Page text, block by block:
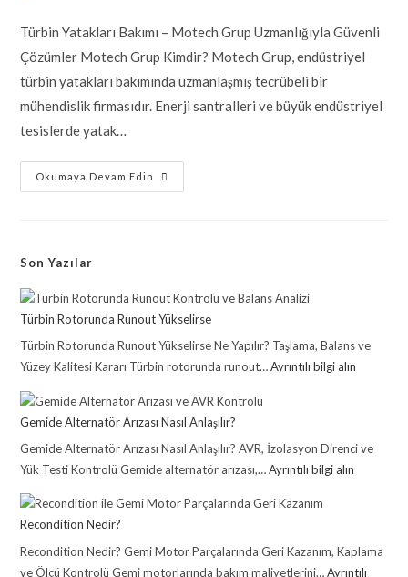
Türbin Yatakları Bakımı – Motech Grup Uzmanlığıyla Güvenli
Çözümler Motech Grup Kimdir? Motech Grup, endüstriyel
türbin yatakları bakımında uzmanlaşmış tecrübeli bir
mühendislik firmasıdır. Enerji santralleri ve büyük endüstriyel
tesislerde yatak…
Okumaya Devam Edin
Son Yazılar
Türbin Rotorunda Runout Yükselirse
Türbin Rotorunda Runout Yükselirse Ne Yapılır? Taşlama, Balans ve
Yüzey Kalitesi Kararı Türbin rotorunda runout…Ayrıntılı bilgi alın
Gemide Alternatör Arızası Nasıl Anlaşılır?
Gemide Alternatör Arızası Nasıl Anlaşılır? AVR, İzolasyon Direnci ve
Yük Testi Kontrolü Gemide alternatör arızası,…Ayrıntılı bilgi alın
Recondition Nedir?
Recondition Nedir? Gemi Motor Parçalarında Geri Kazanım, Kaplama
ve Ölçü Kontrolü Gemi motorlarında bakım maliyetlerini…Ayrıntılı